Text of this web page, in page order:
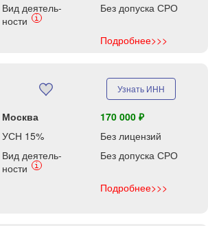
Вид деятель-
ности
i
Без допуска СРО
Подробнее>>>
Узнать ИНН
Москва
170 000 ₽
УСН 15%
Без лицензий
Вид деятель-
ности
i
Без допуска СРО
Подробнее>>>